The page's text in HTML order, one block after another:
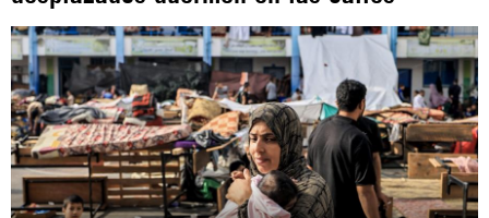
http://twitter.com/nexo_latino